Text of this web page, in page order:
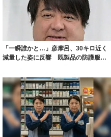
「一瞬誰かと…」彦摩呂、30キロ近く
減量した姿に反響 既製品の防護服が